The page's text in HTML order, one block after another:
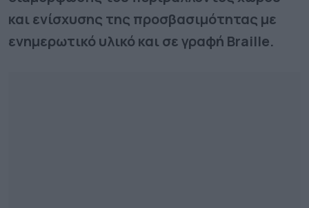
και ενίσχυσης της προσβασιμότητας με
ενημερωτικό υλικό και σε γραφή Braille.